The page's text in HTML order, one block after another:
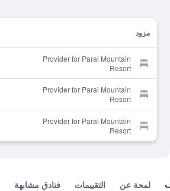
مزود
Provider for Parai Mountain
Resort
Provider for Parai Mountain
Resort
Provider for Parai Mountain
Resort
لمحة عن التقييمات فنادق مشابهة